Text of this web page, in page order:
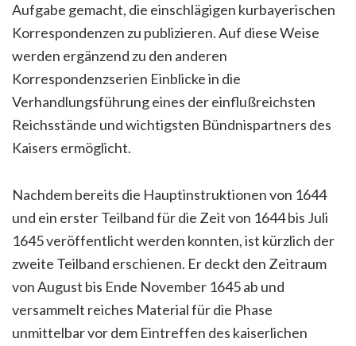
Aufgabe gemacht, die einschlägigen kurbayerischen
Korrespondenzen zu publizieren.Auf diese Weise
werden ergänzend zu den anderen
Korrespondenzserien Einblicke in die
Verhandlungsführung eines der einflußreichsten
Reichsstände und wichtigsten Bündnispartners des
Kaisers ermöglicht.
Nachdem bereits die Hauptinstruktionen von 1644
und ein erster Teilband für die Zeit von 1644 bis Juli
1645 veröffentlicht werden konnten, ist kürzlich der
zweite Teilband erschienen. Er deckt den Zeitraum
von August bis Ende November 1645 ab und
versammelt reiches Material für die Phase
unmittelbar vor dem Eintreffen des kaiserlichen